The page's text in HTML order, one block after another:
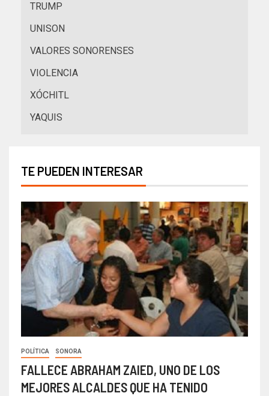
TRUMP
UNISON
VALORES SONORENSES
VIOLENCIA
XÓCHITL
YAQUIS
TE PUEDEN INTERESAR
POLÍTICA SONORA
FALLECE ABRAHAM ZAIED, UNO DE LOS
MEJORES ALCALDES QUE HA TENIDO